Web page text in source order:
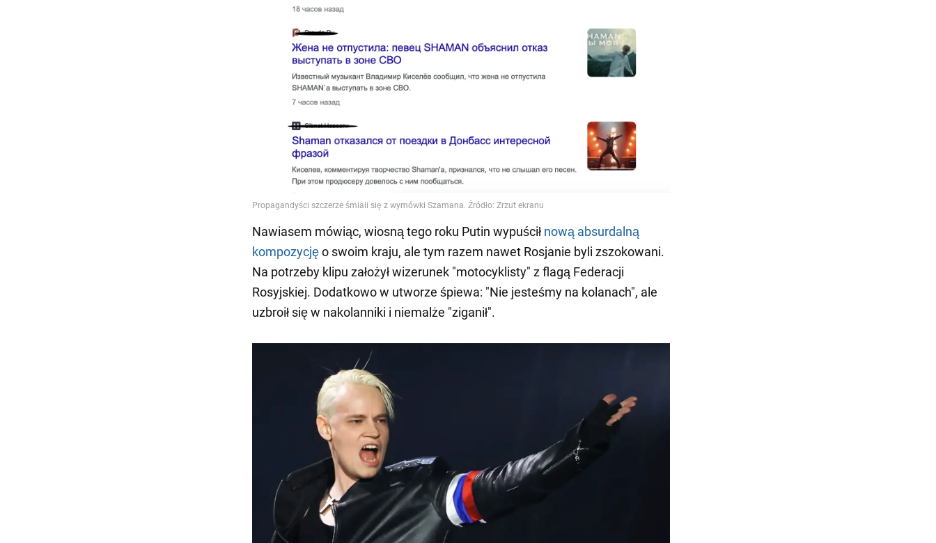
Nawiasem mówiąc, wiosną tego roku Putin wypuścił nową absurdalną
kompozycjęo swoim kraju, ale tym razem nawet Rosjanie byli zszokowani.
Na potrzeby klipu założył wizerunek "motocyklisty" z flagą Federacji
Rosyjskiej. Dodatkowo w utworze śpiewa: "Nie jesteśmy na kolanach", ale
uzbroił się w nakolanniki i niemalże "ziganił".